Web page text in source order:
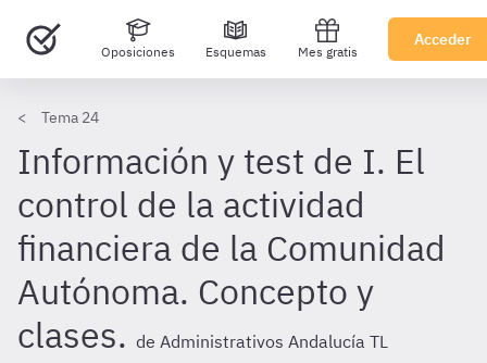
Oposiciones Esquemas Mes gratis
Acceder
Tema 24
Información y test de I. El
control de la actividad
financiera de la Comunidad
Autónoma. Concepto y
clases. de Administrativos Andalucía TL